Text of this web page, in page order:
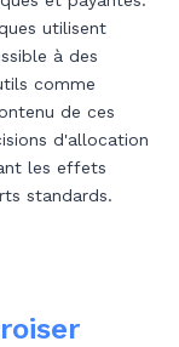
utilisent
à des
comme
de ces
d'allocation
les effets
standards.